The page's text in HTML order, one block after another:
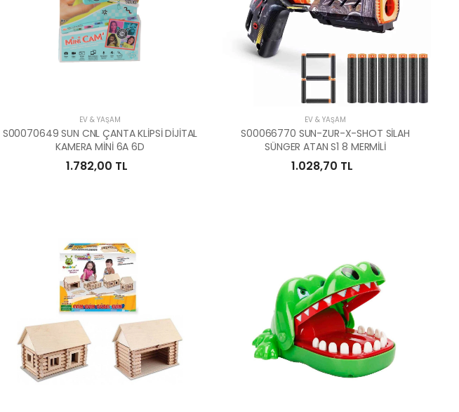
EV & YAŞAM
S00070649 SUN CNL ÇANTA KLİPSİ DİJİTAL
KAMERA MİNİ 6A 6D
1.782,00 TL
EV & YAŞAM
S00066770 SUN-ZUR-X-SHOT SİLAH
SÜNGER ATAN S1 8 MERMİLİ
1.028,70 TL